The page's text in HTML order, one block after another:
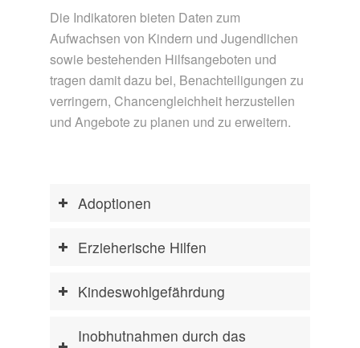
Die Indikatoren bieten Daten zum
Aufwachsen von Kindern und Jugendlichen
sowie bestehenden Hilfsangeboten und
tragen damit dazu bei, Benachteiligungen zu
verringern, Chancengleichheit herzustellen
und Angebote zu planen und zu erweitern.
Adoptionen
Erzieherische Hilfen
Kindeswohlgefährdung
Inobhutnahmen durch das